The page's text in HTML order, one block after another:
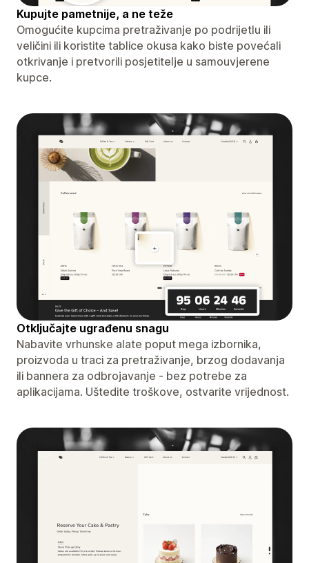
Kupujte pametnije, a ne teže
Omogućite kupcima pretraživanje po podrijetlu ili
veličini ili koristite tablice okusa kako biste povećali
otkrivanje i pretvorili posjetitelje u samouvjerene
kupce.
Otključajte ugrađenu snagu
Nabavite vrhunske alate poput mega izbornika,
proizvoda u traci za pretraživanje, brzog dodavanja
ili bannera za odbrojavanje - bez potrebe za
aplikacijama. Uštedite troškove, ostvarite vrijednost.